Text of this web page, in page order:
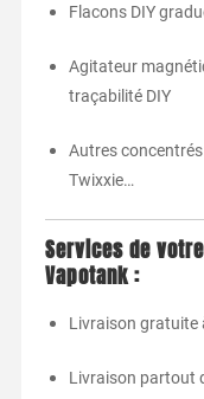
Flacons DIY
Agitateur
traçabilité DIY
Autres concentrés
Twixxie…
Services de
Vapotank :
Livraison gratuite
Livraison partout